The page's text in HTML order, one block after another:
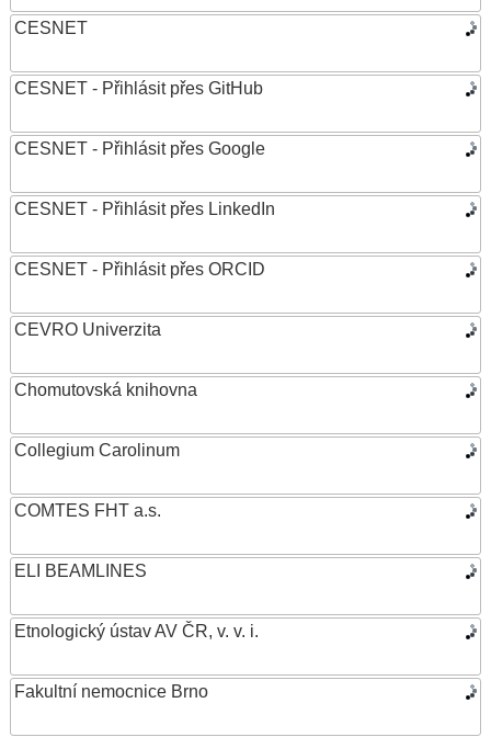
CESNET
CESNET - Přihlásit přes GitHub
CESNET - Přihlásit přes Google
CESNET - Přihlásit přes LinkedIn
CESNET - Přihlásit přes ORCID
CEVRO Univerzita
Chomutovská knihovna
Collegium Carolinum
COMTES FHT a.s.
ELI BEAMLINES
Etnologický ústav AV ČR, v. v. i.
Fakultní nemocnice Brno